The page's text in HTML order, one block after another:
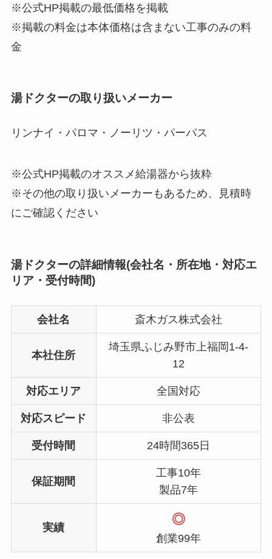
※公式HP掲載の最低価格を掲載
※掲載の料金は本体価格は含まない工事のみの料
金
湯ドクターの取り扱いメーカー
リンナイ・パロマ・ノーリツ・パーパス
※公式HP掲載のオススメ給湯器から抜粋
※その他の取り扱いメーカーもあるため、見積時
にご確認ください
湯ドクターの詳細情報(会社名・所在地・対応エ
リア・受付時間)
会社名 斎木ガス株式会社
本社住所
埼玉県ふじみ野市上福岡1-4-
12
対応エリア 全国対応
対応スピード 非公表
受付時間 24時間365日
保証期間
工事10年
製品7年
実績
◎
創業99年